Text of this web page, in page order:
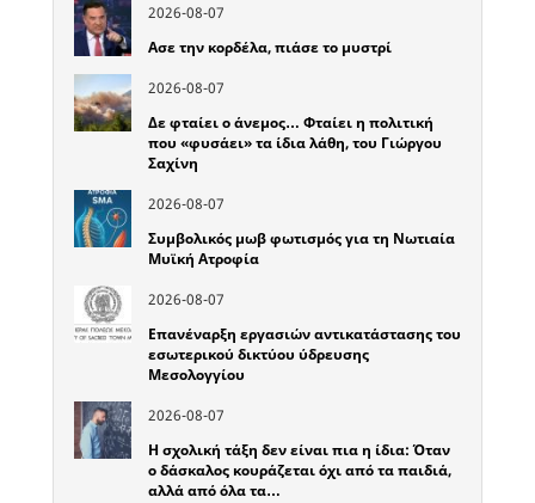
2026-08-07
Ασε την κορδέλα, πιάσε το μυστρί
2026-08-07
Δε φταίει ο άνεμος… Φταίει η πολιτική
που «φυσάει» τα ίδια λάθη, του Γιώργου
Σαχίνη
2026-08-07
Συμβολικός μωβ φωτισμός για τη Νωτιαία
Μυϊκή Ατροφία
2026-08-07
Επανέναρξη εργασιών αντικατάστασης του
εσωτερικού δικτύου ύδρευσης
Μεσολογγίου
2026-08-07
Η σχολική τάξη δεν είναι πια η ίδια: Όταν
ο δάσκαλος κουράζεται όχι από τα παιδιά,
αλλά από όλα τα…